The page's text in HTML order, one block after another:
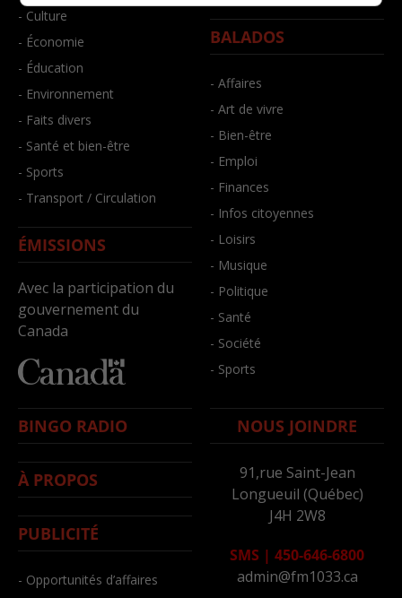
- Culture
- Économie
- Éducation
- Environnement
- Faits divers
- Santé et bien-être
- Sports
- Transport / Circulation
ÉMISSIONS
Avec la participation du
gouvernement du
Canada
BALADOS
- Affaires
- Art de vivre
- Bien-être
- Emploi
- Finances
- Infos citoyennes
- Loisirs
- Musique
- Politique
- Santé
- Société
- Sports
BINGO RADIO
À PROPOS
PUBLICITÉ
- Opportunités d’affaires
NOUS JOINDRE
91,rue Saint-Jean
Longueuil (Québec)
J4H 2W8
SMS | 450-646-6800
admin@fm1033.ca